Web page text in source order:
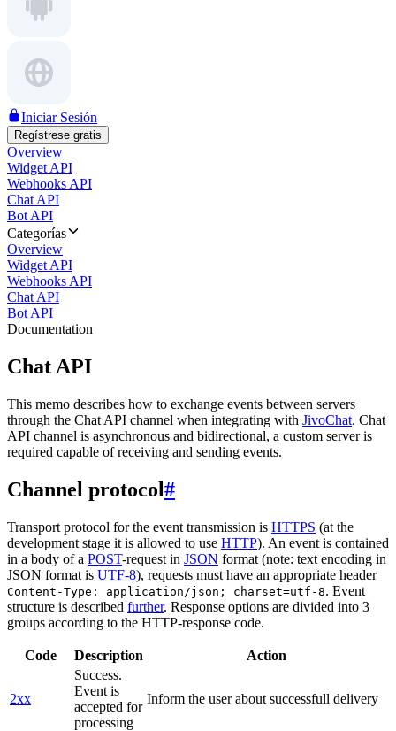
Iniciar Sesión
Regístrese gratis
Overview
Widget API
Webhooks API
Chat API
Bot API
Categorías
Overview
Widget API
Webhooks API
Chat API
Bot API
Documentation
Chat API
This memo describes how to exchange events between servers
through the Chat API channel when integrating with JivoChat. Chat
API channel is asynchronous and bidirectional, a custom server is
required capable of receiving and sending events.
Channel protocol#
Transport protocol for the event transmission is HTTPS (at the
development stage it is allowed to use HTTP). An event is contained
in a body of a POST-request in JSON format (note: text encoding in
JSON format is UTF-8), requests must have an appropriate header
Content-Type: application/json; charset=utf-8. Event
structure is described further. Response options are divided into 3
groups according to the HTTP-response code.
Code Description Action
2xx
Success.
Event is
accepted for
processing
Inform the user about successfull delivery